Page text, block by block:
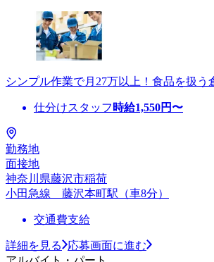
シンプル作業で月27万以上！食品を扱う
仕分けスタッフ 時給1,550円〜
勤務地
面接地
神奈川県藤沢市稲荷
小田急線 藤沢本町駅（車8分）
交通費支給
詳細を見る
応募画面に進む